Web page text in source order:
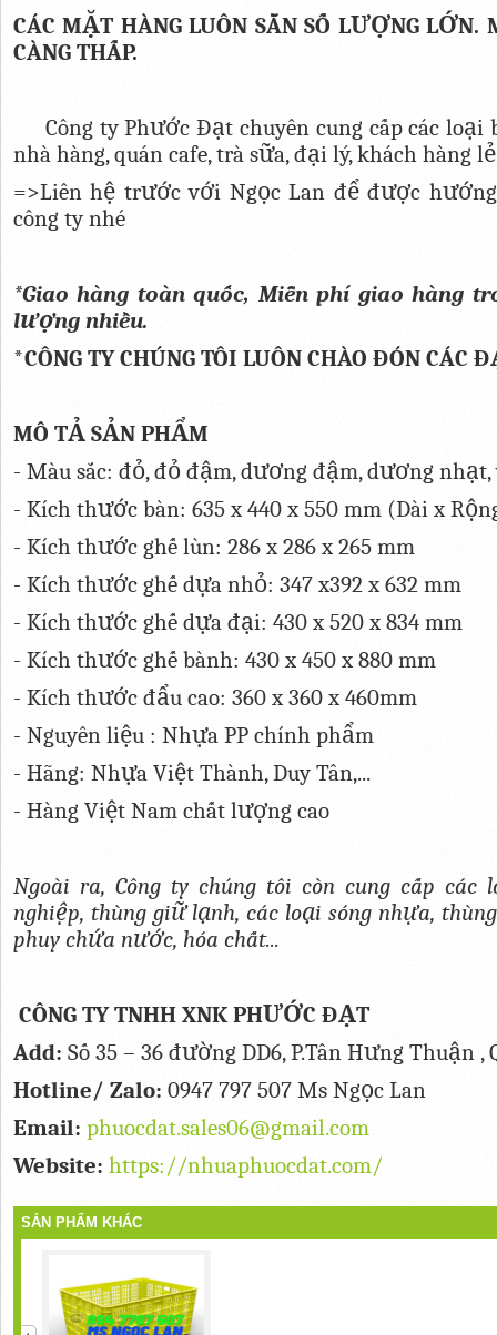
CÁC MẶT HÀNG LUÔN SẴN SỐ LƯỢNG LỚN.
CÀNG THẤP.
Công ty Phước Đạt chuyên cung cấp các loại
nhà hàng, quán cafe, trà sữa, đại lý, khách hàng
=>Liên hệ trước với Ngọc Lan để được
công ty nhé
*Giao hàng toàn quốc, Miễn phí giao hàng
lượng nhiều.
*CÔNG TY CHÚNG TÔI LUÔN CHÀO ĐÓN CÁC
MÔ TẢ SẢN PHẨM
- Màu sắc: đỏ, đỏ đậm, dương đậm, dương nhạt,
- Kích thước bàn: 635 x 440 x 550 mm (Dài x
- Kích thước ghế lùn: 286 x 286 x 265 mm
- Kích thước ghế dựa nhỏ: 347 x392 x 632 mm
- Kích thước ghế dựa đại: 430 x 520 x 834 mm
- Kích thước ghế bành: 430 x 450 x 880 mm
- Kích thước đẩu cao: 360 x 360 x 460mm
- Nguyên liệu : Nhựa PP chính phẩm
- Hãng: Nhựa Việt Thành, Duy Tân,...
- Hàng Việt Nam chất lượng cao
Ngoài ra, Công ty chúng tôi còn cung cấp
nghiệp, thùng giữ lạnh, các loại sóng nhựa,
phuy chứa nước, hóa chất...
CÔNG TY TNHH XNK PHƯỚC ĐẠT
Add: Số 35 – 36 đường DD6, P.Tân Hưng Thuận ,
Hotline/ Zalo: 0947 797 507 Ms Ngọc Lan
Email: phuocdat.sales06@gmail.com
Website: https://nhuaphuocdat.com/
SẢN PHẨM KHÁC